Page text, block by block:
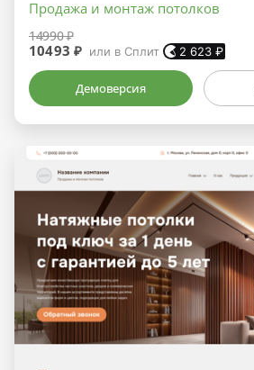
Продажа и монтаж потолков
14990 ₽
10493 ₽ или в Сплит 2 623 ₽
Демоверсия